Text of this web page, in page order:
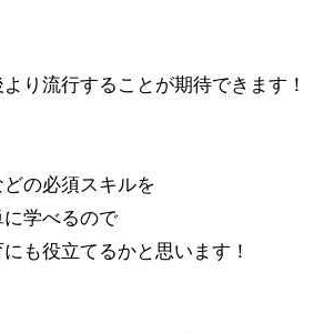
り流行することが期待できます！
の必須スキルを
学べるので
にも役立てるかと思います！